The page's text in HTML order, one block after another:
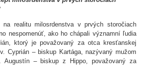
realitu milosrdenstva v prvých storočiach
nespomenúť, ako ho chápali významní ľudia
ktorý je považovaný za otca kresťanskej
Cyprián – biskup Kartága, nazývaný mužom
Augustín – biskup z Hippo, považovaný za